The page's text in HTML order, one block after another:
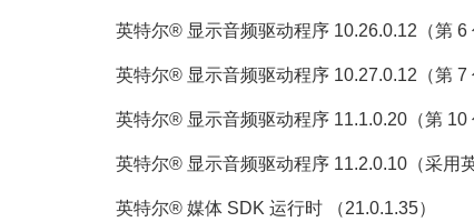
英特尔® 显示音频驱动程序 10.26.0.12（第 6
英特尔® 显示音频驱动程序 10.27.0.12（第 7
英特尔® 显示音频驱动程序 11.1.0.20（第 10
英特尔® 显示音频驱动程序 11.2.0.10（采用
英特尔® 媒体 SDK 运行时 （21.0.1.35）